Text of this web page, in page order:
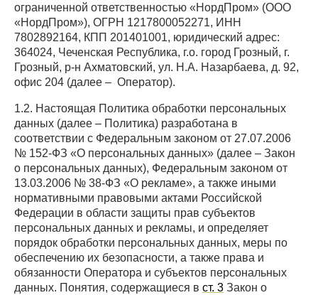
ограниченной ответственностью «НордПром» (ООО
«НордПром»), ОГРН 1217800052271, ИНН
7802892164, КПП 201401001, юридический адрес:
364024, Чеченская Республика, г.о. город Грозный, г.
Грозный, р-н Ахматовский, ул. Н.А. Назарбаева, д. 92,
офис 204 (далее – Оператор).
1.2. Настоящая Политика обработки персональных
данных (далее – Политика) разработана в
соответствии с Федеральным законом от 27.07.2006
№ 152-ФЗ «О персональных данных» (далее – Закон
о персональных данных), Федеральным законом от
13.03.2006 № 38-ФЗ «О рекламе», а также иными
нормативными правовыми актами Российской
Федерации в области защиты прав субъектов
персональных данных и рекламы, и определяет
порядок обработки персональных данных, меры по
обеспечению их безопасности, а также права и
обязанности Оператора и субъектов персональных
данных. Понятия, содержащиеся в ст. 3 Закон о